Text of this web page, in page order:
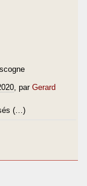
, par Gerard
(…)